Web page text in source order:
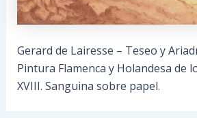
Gerard de Lairesse – Teseo y
Pintura Flamenca y Holandesa de
XVIII. Sanguina sobre papel.